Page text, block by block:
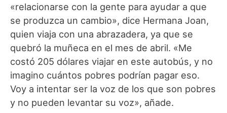
«relacionarse con la gente para ayudar a que
se produzca un cambio», dice Hermana Joan,
quien viaja con una abrazadera, ya que se
quebró la muñeca en el mes de abril. «Me
costó 205 dólares viajar en este autobús, y no
imagino cuántos pobres podrían pagar eso.
Voy a intentar ser la voz de los que son pobres
y no pueden levantar su voz», añade.